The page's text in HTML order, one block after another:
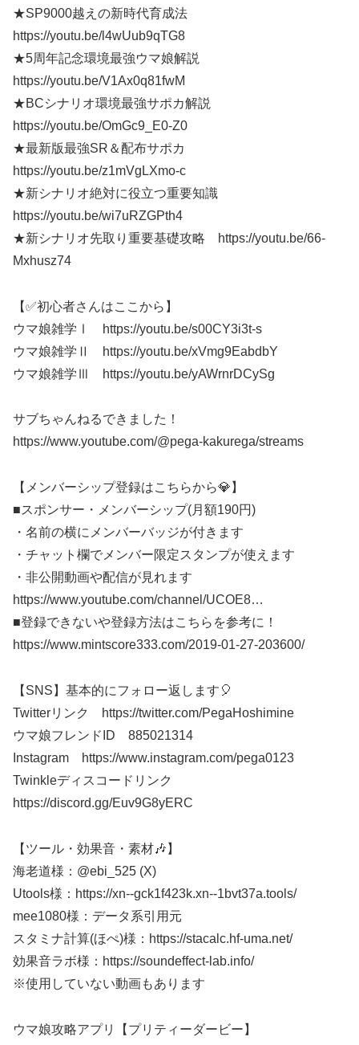
★SP9000越えの新時代育成法
https://youtu.be/l4wUub9qTG8
★5周年記念環境最強ウマ娘解説
https://youtu.be/V1Ax0q81fwM
★BCシナリオ環境最強サポカ解説
https://youtu.be/OmGc9_E0-Z0
★最新版最強SR＆配布サポカ
https://youtu.be/z1mVgLXmo-c
★新シナリオ絶対に役立つ重要知識
https://youtu.be/wi7uRZGPth4
★新シナリオ先取り重要基礎攻略 https://youtu.be/66-
Mxhusz74
【✅初心者さんはここから】
ウマ娘雑学Ⅰ https://youtu.be/s00CY3i3t-s
ウマ娘雑学Ⅱ https://youtu.be/xVmg9EabdbY
ウマ娘雑学Ⅲ https://youtu.be/yAWrnrDCySg
サブちゃんねるできました！
https://www.youtube.com/@pega-kakurega/streams
【メンバーシップ登録はこちらから💎】
■スポンサー・メンバーシップ(月額190円)
・名前の横にメンバーバッジが付きます
・チャット欄でメンバー限定スタンプが使えます
・非公開動画や配信が見れます
https://www.youtube.com/channel/UCOE8​​​…
■登録できないや登録方法はこちらを参考に！
https://www.mintscore333.com/2019-01-27-203600/
【SNS】基本的にフォロー返します🎈
Twitterリンク https://twitter.com/PegaHoshimine
ウマ娘フレンドID 885021314
Instagram https://www.instagram.com/pega0123​​​
Twinkleディスコードリンク
https://discord.gg/Euv9G8yERC
【ツール・効果音・素材🎶】
海老道様：@ebi_525 (X)
Utools様：https://xn--gck1f423k.xn--1bvt37a.tools/
mee1080様：データ系引用元
スタミナ計算(ほぺ)様：https://stacalc.hf-uma.net/
効果音ラボ様：https://soundeffect-lab.info/​​​​
※使用していない動画もあります​​​​
ウマ娘攻略アプリ【プリティーダービー】